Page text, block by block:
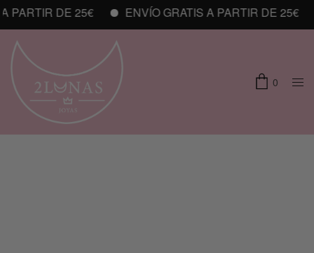
DE 25€ ENVÍO GRATIS A PARTIR DE 25€
0